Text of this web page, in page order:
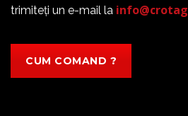
trimiteți un e-mail la
CUM COMAND ?